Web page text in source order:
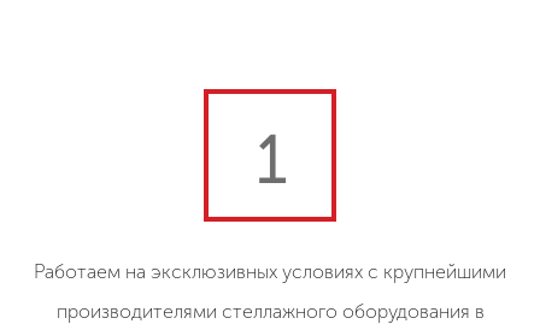
1
Работаем на эксклюзивных условиях с крупнейшими
производителями стеллажного оборудования в